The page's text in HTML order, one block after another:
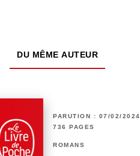
DU MÊME AUTEUR
PARUTION : 07/02/2024
736 PAGES
ROMANS